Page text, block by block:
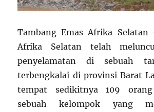
Tambang Emas Afrika Selatan
Afrika Selatan telah
penyelamatan di sebuah
terbengkalai di provinsi Barat
tempat sedikitnya 109
sebuah kelompok yang